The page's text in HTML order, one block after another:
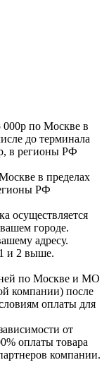
000р по Москве в
до терминала
в регионы РФ
в пределах
РФ
осуществляется
городе.
адресу.
и 2 выше.
по Москве и МО
компании) после
оплаты для
от
оплаты товара
компании.